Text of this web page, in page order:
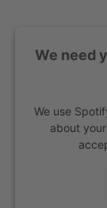
We need
We use
about